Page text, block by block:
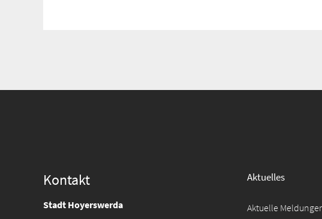
Kontakt
Stadt Hoyerswerda
Aktuelles
Aktuelle